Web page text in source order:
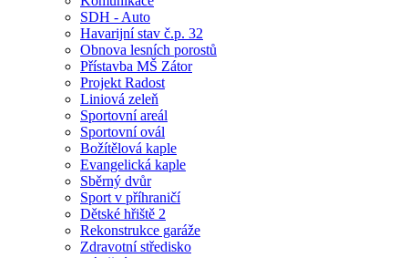
SDH - Auto
Havarijní stav č.p. 32
Obnova lesních porostů
Přístavba MŠ Zátor
Projekt Radost
Liniová zeleň
Sportovní areál
Sportovní ovál
Božítělová kaple
Evangelická kaple
Sběrný dvůr
Sport v příhraničí
Dětské hřiště 2
Rekonstrukce garáže
Zdravotní středisko